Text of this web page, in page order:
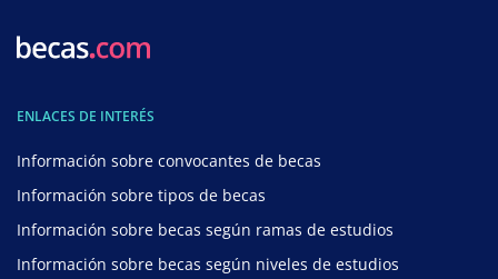
ENLACES DE INTERÉS
Información sobre convocantes de becas
Información sobre tipos de becas
Información sobre becas según ramas de estudios
Información sobre becas según niveles de estudios